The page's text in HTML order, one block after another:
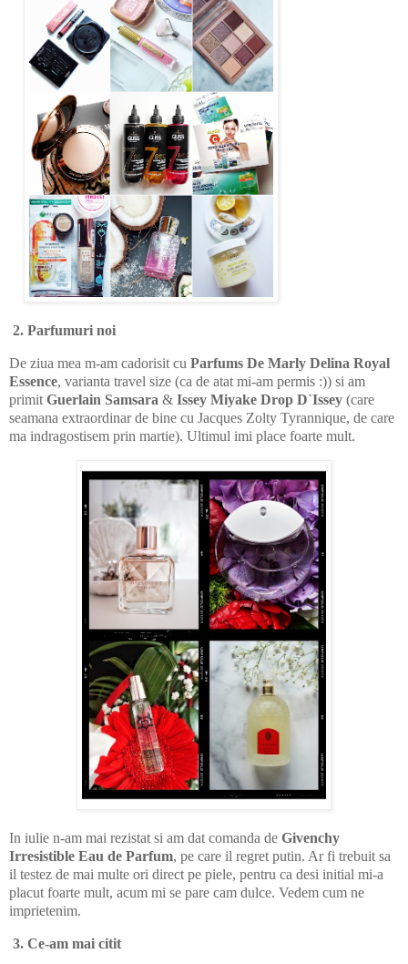
2. Parfumuri noi
De ziua mea m-am cadorisit cu Parfums De Marly Delina Royal
Essence, varianta travel size (ca de atat mi-am permis :)) si am
primit Guerlain Samsara & Issey Miyake Drop D`Issey (care
seamana extraordinar de bine cu Jacques Zolty Tyrannique, de care
ma indragostisem prin martie). Ultimul imi place foarte mult.
In iulie n-am mai rezistat si am dat comanda de Givenchy
Irresistible Eau de Parfum, pe care il regret putin. Ar fi trebuit sa
il testez de mai multe ori direct pe piele, pentru ca desi initial mi-a
placut foarte mult, acum mi se pare cam dulce. Vedem cum ne
imprietenim.
3. Ce-am mai citit